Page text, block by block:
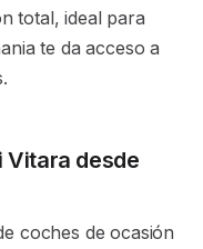
total, ideal para
te da acceso a
Vitara desde
coches de ocasión